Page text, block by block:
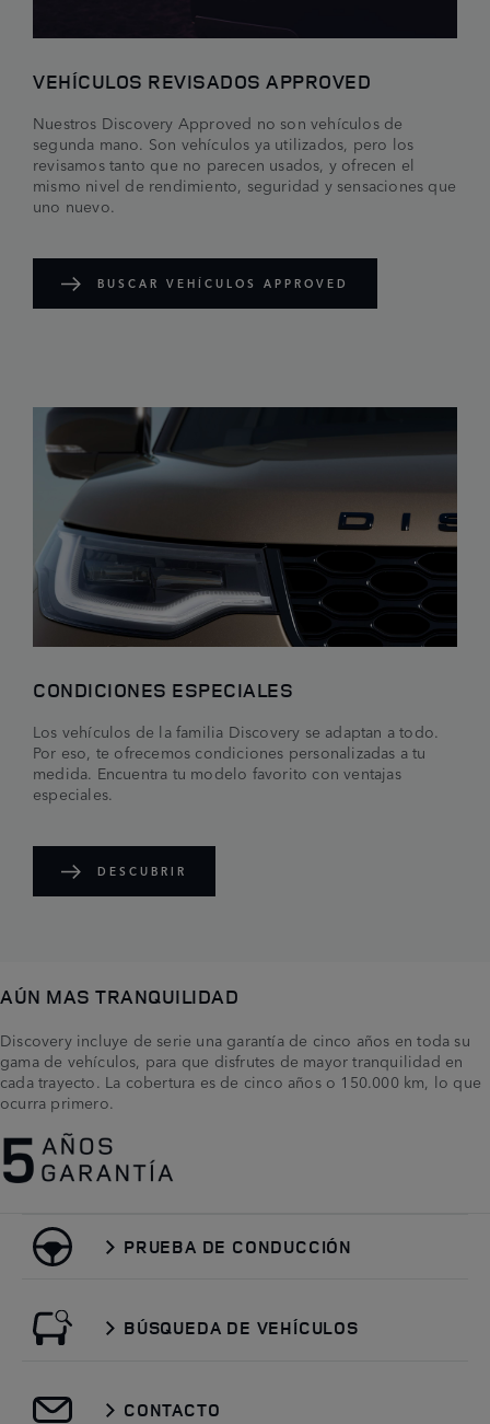
VEHÍCULOS REVISADOS APPROVED
Nuestros Discovery Approved no son vehículos de
segunda mano. Son vehículos ya utilizados, pero los
revisamos tanto que no parecen usados, y ofrecen el
mismo nivel de rendimiento, seguridad y sensaciones que
uno nuevo.
BUSCAR VEHÍCULOS APPROVED
CONDICIONES ESPECIALES
Los vehículos de la familia Discovery se adaptan a todo.
Por eso, te ofrecemos condiciones personalizadas a tu
medida. Encuentra tu modelo favorito con ventajas
especiales.
DESCUBRIR
AÚN MAS TRANQUILIDAD
Discovery incluye de serie una garantía de cinco años en toda su
gama de vehículos, para que disfrutes de mayor tranquilidad en
cada trayecto. La cobertura es de cinco años o 150.000 km, lo que
ocurra primero.
PRUEBA DE CONDUCCIÓN
BÚSQUEDA DE VEHÍCULOS
CONTACTO